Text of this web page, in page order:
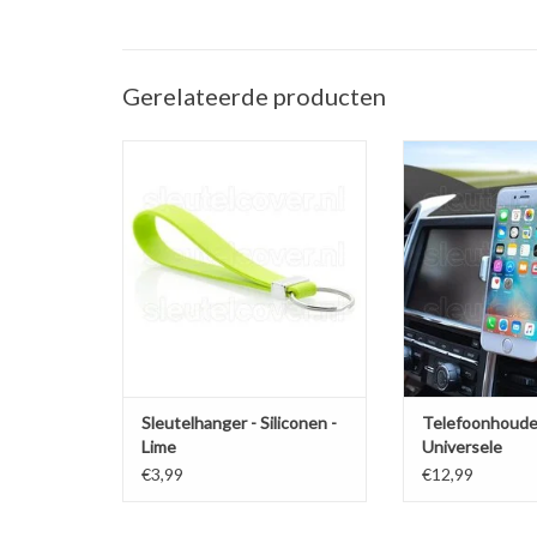
Gerelateerde producten
TOEVOEGEN AAN WINKELWAGEN
Sleutelhanger - Siliconen -
Lime
€3,99
Telefoonhouder
(Universele
in de
TOEVOEGEN AAN
Universele
ventilatiehouder
€12,99